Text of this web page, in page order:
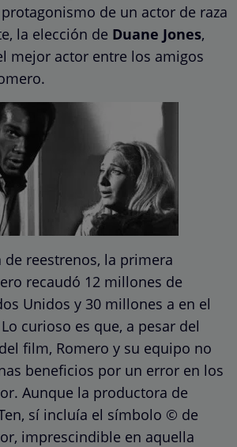
de un actor de raza
la elección de Duane Jones,
mejor actor entre los amigos
de reestrenos, la primera
recaudó 12 millones de
Unidos y 30 millones a en el
curioso es que, a pesar del
film, Romero y su equipo no
beneficios por un error en los
Aunque la productora de
sí incluía el símbolo © de
imprescindible en aquella